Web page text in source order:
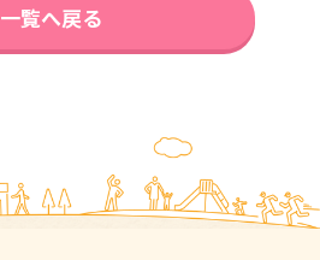
一覧へ戻る